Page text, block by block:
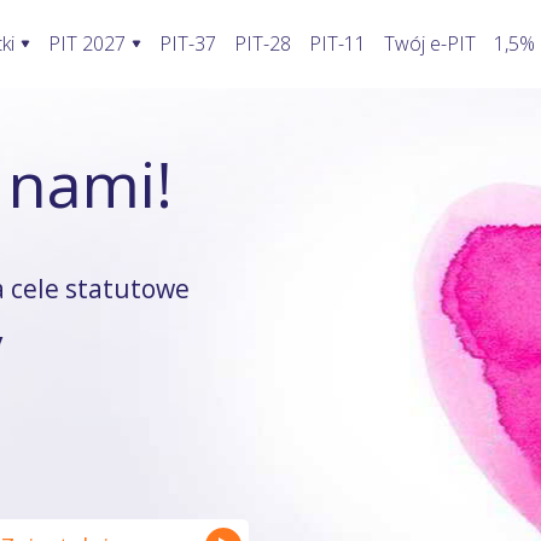
fakturę w KSeF?
stwarza KSeF?
a KSeF
faktury do KSeF
faktury, gdy KSeF nie działa
Kalkulator wynagrodzeń
Kalkulator walut
Kalkulator odsetek PIT
Kalkulator rozliczenia
Kalkulator zwrotu podatku
Kalkulator kilometrówki
PIT 2027
PIT-28
37
38
Koszty uzyskania przychodu
Koszty uzyskania przychodu twórcy
Odliczenie składki zdrowotnej
Działalność nierejestrowana
Wybór formy opodatkowania
PIT-37 PIT-28 PIT-11 Twój e-PIT 1,5%
cele statutowe